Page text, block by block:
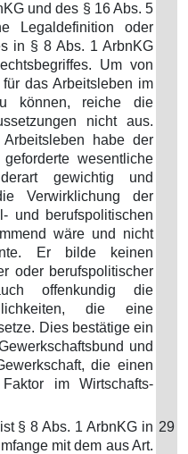
und des § 16 Abs. 5
Legaldefinition oder
in § 8 Abs. 1 ArbnKG
Um von
das Arbeitsleben im
können, reiche die
nicht aus.
habe der
wesentliche
gewichtig und
Verwirklichung der
und berufspolitischen
wäre und nicht
Er bilde keinen
oder berufspolitischer
offenkundig die
die eine
Dies bestätige ein
und
die einen
im Wirtschafts-
§ 8 Abs. 1 ArbnKG in
mit dem aus Art.
29